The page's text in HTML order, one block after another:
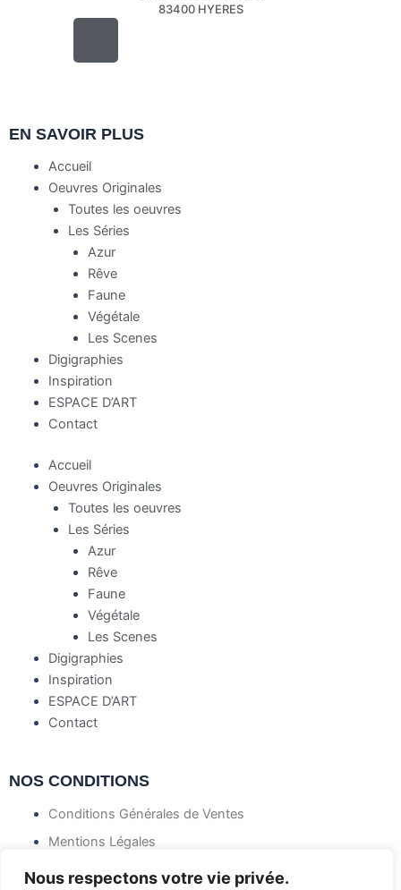
Nous respectons votre vie privée.
83400 HYERES
Instagram
EN SAVOIR PLUS
Accueil
Oeuvres Originales
Toutes les oeuvres
Les Séries
Azur
Rêve
Faune
Végétale
Les Scenes
Digigraphies
Inspiration
ESPACE D’ART
Contact
Accueil
Oeuvres Originales
Toutes les oeuvres
Les Séries
Azur
Rêve
Faune
Végétale
Les Scenes
Digigraphies
Inspiration
ESPACE D’ART
Contact
NOS CONDITIONS
Conditions Générales de Ventes
Mentions Légales
Politique de confidentialité